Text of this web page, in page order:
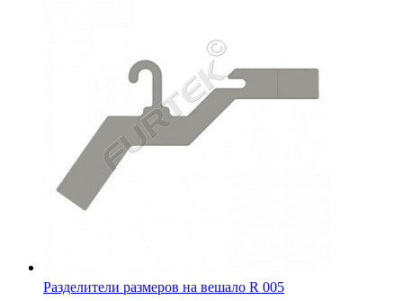
Разделители размеров на вешало R 005